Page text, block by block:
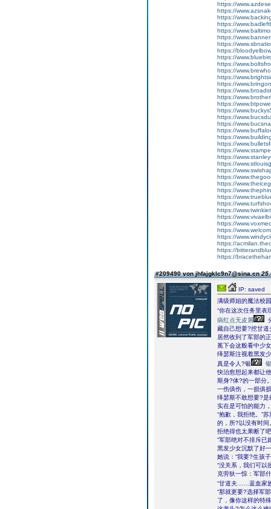
https://
https://
https://
https://
https://
https://
https://
https://
https://
https://
https://
https://
https://
https://
https://
https://
https://
https://
https://
https://
https://
https://
https://
https://
https://
https://
https://
https://
https://
https://
https://
https://
https://
https://
https://
https://
https://
https://
https://
#209490 von jhfajgklc9n7@sina.cn
IP: saved
满级师姐的魔法校
“你在这次任务里表
病红点无皮屑
藏自己想要?挖甘道
居然收到了军部的
冕下会这般看中少
绎瑟斯注视着黑发
真是令人?银
快治愈想起来都让
斯身?体?的一部分
一伤俱伤，一损俱
绎瑟斯不敢想要?
实在是可怕的能力
“抱歉，我拒绝。”
的，所?以没有时间
拒绝得也太果断了
“军部绝对不排斥已
黑发少女沉默了好
她说：“我要?生孩
“没关系，我们可以
克劳狄一惊：军部
“甘道夫……蓝血家
“那就更要?选择军
了，像你这样的特